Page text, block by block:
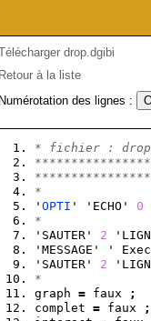
drop.dgibi
Retour à la liste
Numérotation des lignes :
* fichier :
*
' OPTI ' 'ECHO' 0
*
'SAUTER' 2
'MESSAGE' '
'SAUTER' 2
*
graph = faux
;
complet = faux
;